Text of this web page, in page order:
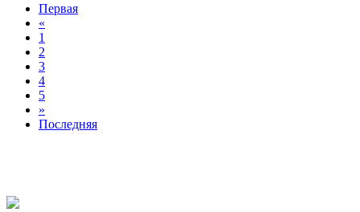
Первая
«
1
2
3
4
5
»
Последняя